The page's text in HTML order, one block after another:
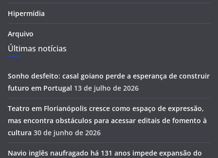
Hipermídia
Arquivo
Últimas notícias
Sonho desfeito: casal goiano perde a esperança de construir
futuro em Portugal 13 de julho de 2026
Teatro em Florianópolis cresce como espaço de expressão,
mas encontra obstáculos para acessar editais de fomento à
cultura 30 de junho de 2026
Navio inglês naufragado há 131 anos impede expansão do